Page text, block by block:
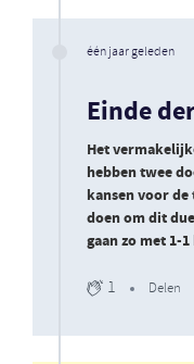
één jaar geleden
Einde
Het
hebben twee
kansen voor
doen om dit
gaan zo met 1-
1 Delen